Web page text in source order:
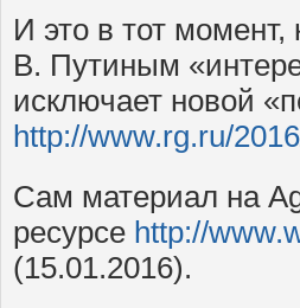
И это в тот
В. Путиным
исключает новой
http://www.rg.ru/
Сам материал на
ресурсе http://
(15.01.2016).